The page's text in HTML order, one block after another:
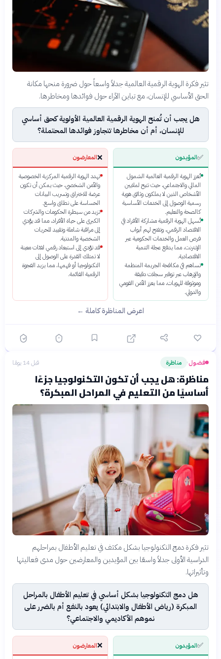
تثير فكرة الهوية الرقمية العالمية جدلاً واسعاً حول ضرورة منحها مكانة
الحق الأساسي للإنسان، مع تباين الآراء حول فوائدها ومخاطرها.
هل يجب أن تُمنح الهوية الرقمية العالمية الأولوية كحق أساسي
للإنسان، أم أن مخاطرها تتجاوز فوائدها المحتملة؟
✅المؤيدون
تُعزز الهوية الرقمية العالمية الشمول
المالي والاجتماعي، حيث تتيح لملايين
الأشخاص الذين لا يملكون وثائق هوية
رسمية الوصول إلى الخدمات الأساسية
كالصحة والتعليم.
تُسهل الهوية الرقمية مشاركة الأفراد في
الاقتصاد الرقمي، وتفتح لهم أبواب
فرص العمل والخدمات الحكومية عبر
الإنترنت، مما يدفع عجلة التنمية
الاقتصادية.
تساهم في مكافحة الجريمة المنظمة
والإرهاب عبر توفير سجلات دقيقة
وموثوقة للهويات، مما يعزز الأمن القومي
والدولي.
❌المعارضون
تهدد الهوية الرقمية المركزية الخصوصية
والأمن الشخصي، حيث يمكن أن تكون
عرضة للاختراق وتسريب البيانات
الحساسة على نطاق واسع.
تزيد من سيطرة الحكومات والشركات
الكبرى على حياة الأفراد، مما قد يؤدي
إلى مراقبة شاملة وتقييد للحريات
الشخصية والمدنية.
قد تؤدي إلى استبعاد رقمي لفئات معينة
لا تمتلك القدرة على الوصول إلى
التكنولوجيا أو فهمها، مما يزيد الفجوة
الرقمية القائمة.
اعرض المناظرة كاملة ←
فضول› مناظرة قبل 14 يومًا
مناظرة: هل يجب أن تكون التكنولوجيا جزءًا
أساسيًا من التعليم في المراحل المبكرة؟
تثير فكرة دمج التكنولوجيا بشكل مكثف في تعليم الأطفال بمراحلهم
الدراسية الأولى جدلاً واسعًا بين المؤيدين والمعارضين حول مدى فعاليتها
وتأثيراتها.
هل دمج التكنولوجيا بشكل أساسي في تعليم الأطفال بالمراحل
المبكرة (رياض الأطفال والابتدائي) يعود بالنفع أم بالضرر على
نموهم الأكاديمي والاجتماعي؟
✅المؤيدون ❌المعارضون